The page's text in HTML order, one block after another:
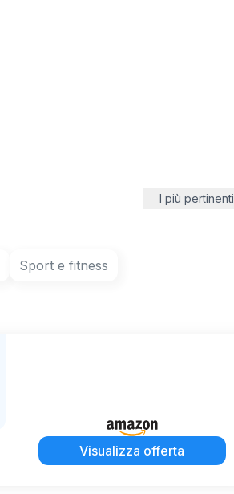
I più pertinenti
Sport e fitness
Visualizza offerta